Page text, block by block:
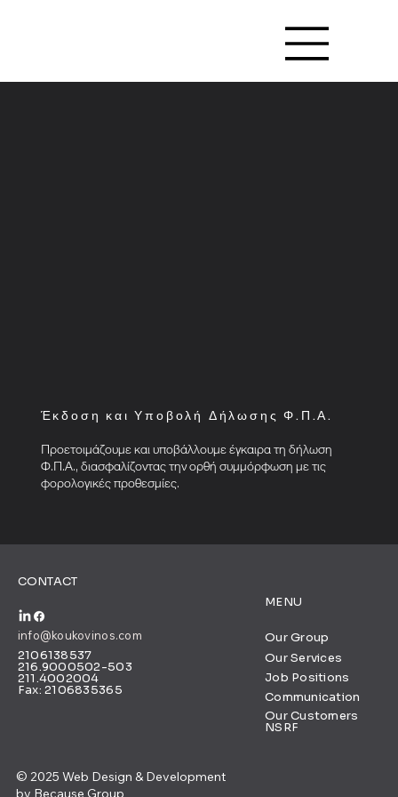
Έκδοση και Υποβολή Δήλωσης Φ.Π.Α.
Προετοιμάζουμε και υποβάλλουμε έγκαιρα τη δήλωση
Φ.Π.Α., διασφαλίζοντας την ορθή συμμόρφωση με τις
φορολογικές προθεσμίες.
CONTACT
info@koukovinos.com
2106138537
216.9000502-503
211.4002004
Fax: 2106835365
© 2025 Web Design & Development
by Because Group
MENU
Our Group
Our Services
Job Positions
Communication
Our Customers
NSRF